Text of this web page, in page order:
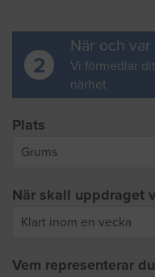
2
När och
Vi förmedlar
närhet
Plats
När skall uppdraget
Vem representerar